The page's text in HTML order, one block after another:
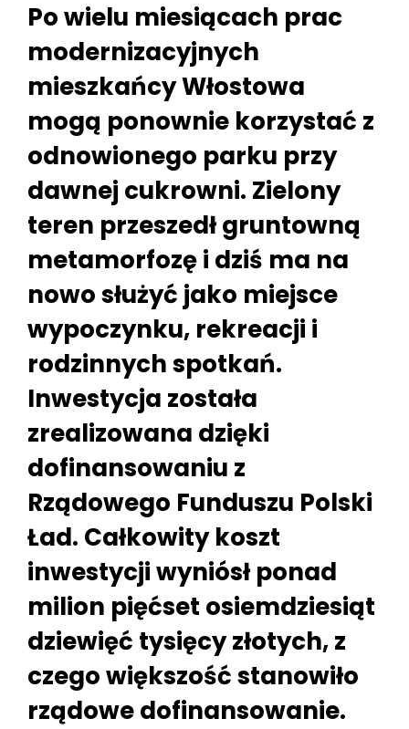
Po wielu miesiącach prac
modernizacyjnych
mieszkańcy Włostowa
mogą ponownie korzystać z
odnowionego parku przy
dawnej cukrowni. Zielony
teren przeszedł gruntowną
metamorfozę i dziś ma na
nowo służyć jako miejsce
wypoczynku, rekreacji i
rodzinnych spotkań.
Inwestycja została
zrealizowana dzięki
dofinansowaniu z
Rządowego Funduszu Polski
Ład. Całkowity koszt
inwestycji wyniósł ponad
milion pięćset osiemdziesiąt
dziewięć tysięcy złotych, z
czego większość stanowiło
rządowe dofinansowanie.